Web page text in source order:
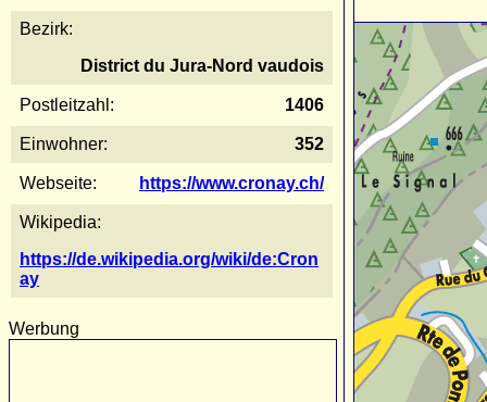
Bezirk:
District du Jura-Nord vaudois
Postleitzahl: 1406
Einwohner: 352
Webseite: https://www.cronay.ch/
Wikipedia:
https://de.wikipedia.org/wiki/de:Cron
ay
Werbung